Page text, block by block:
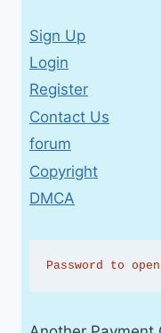
Sign Up
Login
Register
Contact Us
forum
Copyright
DMCA
Password to